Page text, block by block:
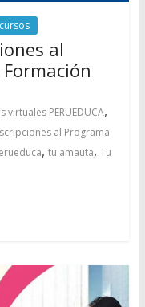
al
virtuales PERUEDUCA,
al Programa
, tu amauta, Tu